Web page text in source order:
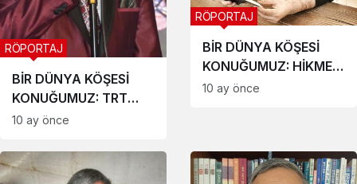
BİR DÜNYA KÖŞESİ
KONUĞUMUZ: TRT
Ankara Radyosu
Sanatçısı,TRT Koro
Şefi,Bestekar,Aranjör,Müzik
RÖPORTAJ
10 ay önce
BİR DÜNYA KÖŞESİ
KONUĞUMUZ: HİKMET
KIZIL
RÖPORTAJ
10 ay önce